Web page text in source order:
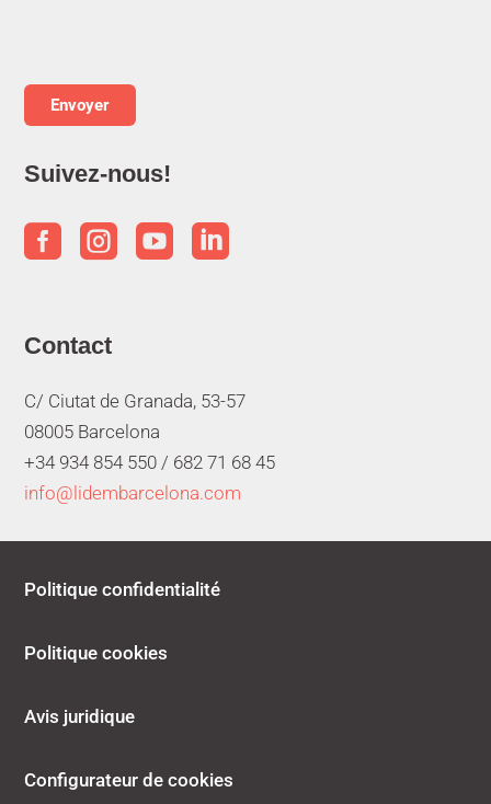
Suivez-nous!
   
Contact
C/ Ciutat de Granada, 53-57
08005 Barcelona
+34 934 854 550 / 682 71 68 45
info@lidembarcelona.com
Politique confidentialité
Politique cookies
Avis juridique
Configurateur de cookies